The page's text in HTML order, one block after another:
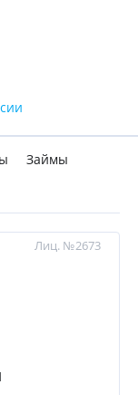
Займы
Лиц. №2673